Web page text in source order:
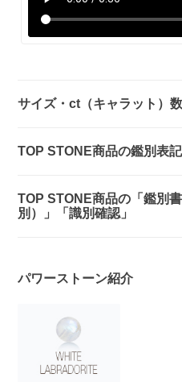
サイズ・ct（キャラット）
TOP STONE商品の鑑別表
TOP STONE商品の「鑑別
別）」「識別確認」
パワーストーン紹介